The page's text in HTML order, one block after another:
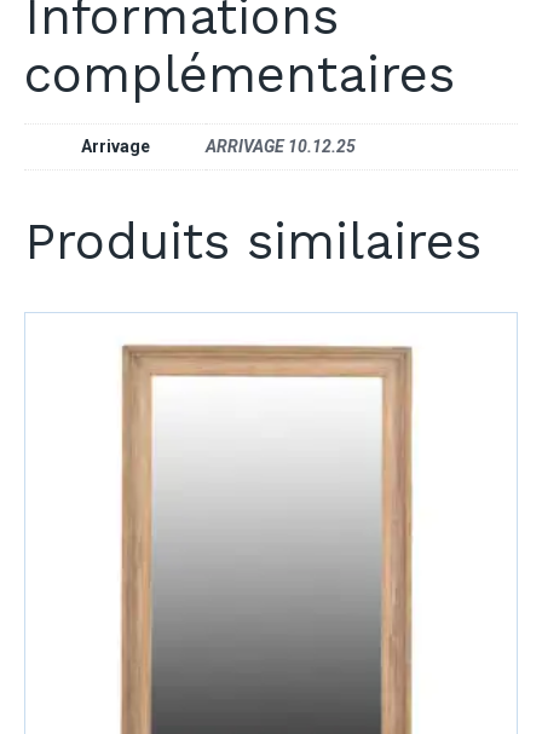
Informations
complémentaires
Arrivage ARRIVAGE 10.12.25
Produits similaires